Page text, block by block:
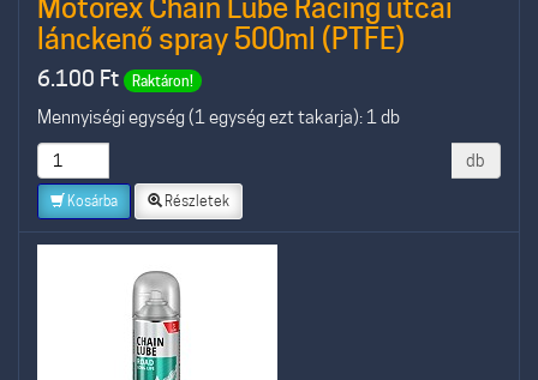
Motorex Chain Lube Racing utcai
lánckenő spray 500ml (PTFE)
6.100 Ft Raktáron!
Mennyiségi egység (1 egység ezt takarja): 1 db
db
Kosárba Részletek